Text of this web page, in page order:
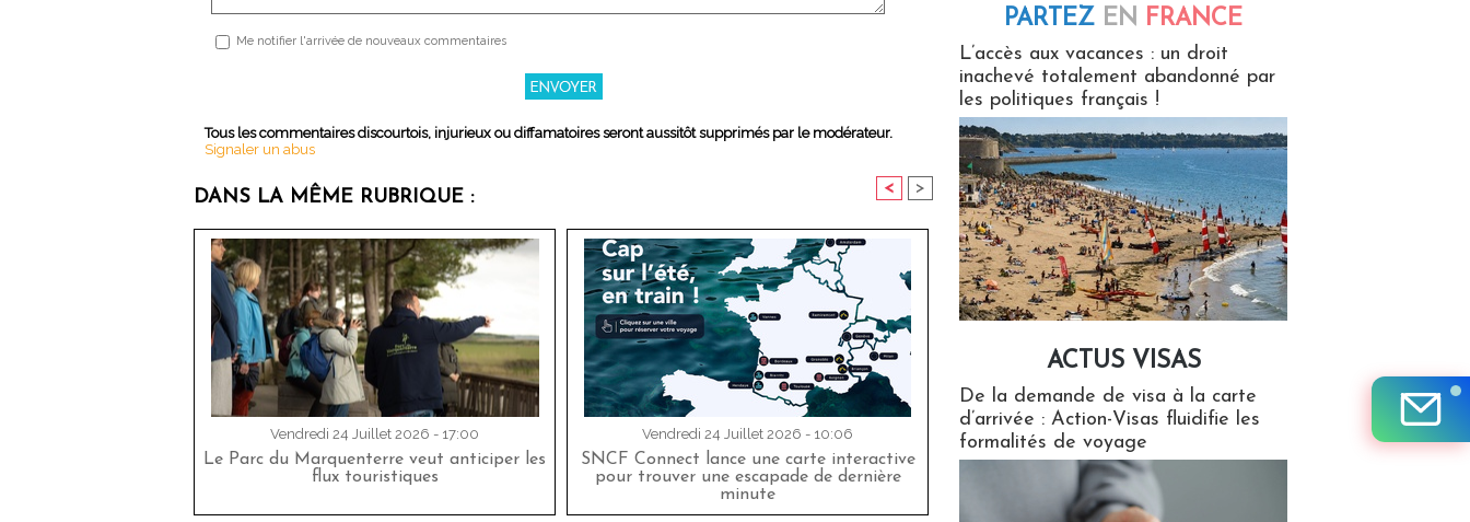
Me notifier l'arrivée de nouveaux commentaires
Tous les commentaires discourtois, injurieux ou diffamatoires seront aussitôt supprimés par le modérateur.
Signaler un abus
DANS LA MÊME RUBRIQUE : < >
Vendredi 24 Juillet 2026 - 17:00
Le Parc du Marquenterre veut anticiper les
flux touristiques
Vendredi 24 Juillet 2026 - 10:06
SNCF Connect lance une carte interactive
pour trouver une escapade de dernière
minute
PARTEZ EN FRANCE
L’accès aux vacances : un droit
inachevé totalement abandonné par
les politiques français !
ACTUS VISAS
De la demande de visa à la carte
d’arrivée : Action-Visas fluidifie les
formalités de voyage